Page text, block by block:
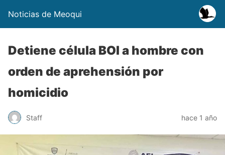
Noticias de Meoqui
Detiene célula BOI a hombre con
orden de aprehensión por
homicidio
Staff hace 1 año